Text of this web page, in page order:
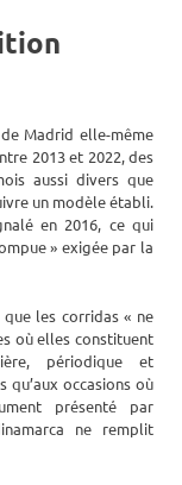
Madrid elle-même
2013 et 2022, des
aussi divers que
un modèle établi.
en 2016, ce qui
» exigée par la
les corridas « ne
où elles constituent
périodique et
qu’aux occasions où
présenté par
ne remplit